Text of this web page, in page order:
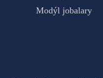
Modýl jobalary